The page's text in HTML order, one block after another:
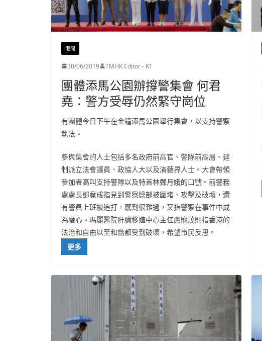
港聞
30/06/2019 TMHK Editor - KT
團體添馬公園辦撐警集會 何君
堯：警方受辱仍然緊守崗位
有團體今日下午在金鐘添馬公園舉行集會，以支持警察
執法。
參與集會的人士包括多名政府前高官、警隊前高層、建
制派立法會議員、政協人大以及演藝界人士。大會帶領
參加者高叫支持警隊以及特首林鄭月娥的口號。前警務
處處長鄧竟成指見到警察總部被圍堵、攻擊及破壞，還
有警員上班被追打，感到很難過，又指警察在事件中成
為磨心。瑪麗醫院肝臟移殖中心主任盧寵茂則指香港的
法治和自由以至和諧都受到破壞，希望市民反思。
更多